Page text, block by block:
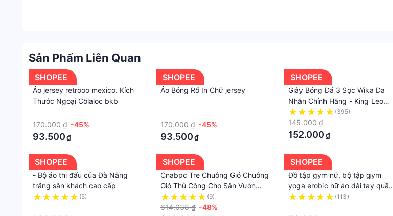
Sản Phẩm Liên Quan
SHOPEE
Áo jersey retrooo mexico. Kích
Thước Ngoại Cỡlaloc bkb
170.000 ₫ -45%
93.500₫
SHOPEE
Áo Bóng Rổ In Chữ jersey
170.000 ₫ -45%
93.500₫
SHOPEE
Giày Bóng Đá 3 Sọc Wika Da
Nhăn Chính Hãng - King Leo
Football
(395)
145.000 ₫
152.000₫
SHOPEE
- Bộ áo thi đấu của Đà Nẵng
trắng sân khách cao cấp
(5)
SHOPEE
Cnabpc Tre Chuông Gió Chuông
Gió Thủ Công Cho Sân Vườn
Ngoài Trời Sân Trang Trí Nhà
Thiền Thư Giãn Hợp Tác Bán
(9)
614.038 ₫ -48%
SHOPEE
Đồ tập gym nữ, bộ tập gym
yoga erobic nữ áo dài tay quần
dài chất liệu co giãn 4 chiều
(113)